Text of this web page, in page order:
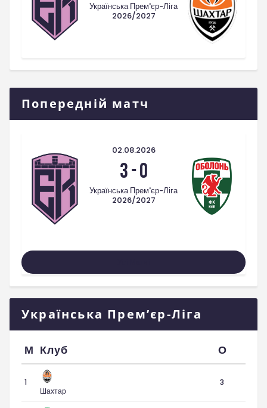
Українська Прем'єр-Ліга
2026/2027
Попередній матч
02.08.2026
3-0
Українська Прем'єр-Ліга
2026/2027
Українська Прем’єр-Ліга
М Клуб О
1
Шахтар
3